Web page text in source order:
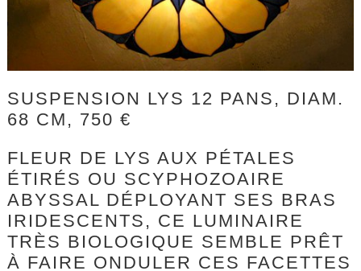
SUSPENSION LYS 12 PANS, DIAM.
68 CM, 750 €
FLEUR DE LYS AUX PÉTALES
ÉTIRÉS OU SCYPHOZOAIRE
ABYSSAL DÉPLOYANT SES BRAS
IRIDESCENTS, CE LUMINAIRE
TRÈS BIOLOGIQUE SEMBLE PRÊT
À FAIRE ONDULER CES FACETTES